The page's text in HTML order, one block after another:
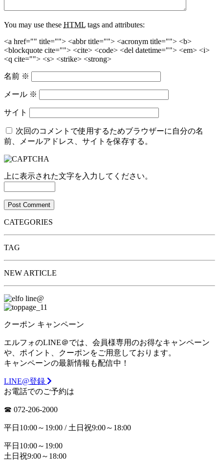
You may use these HTML tags and attributes:
<a href="" title=""> <abbr title=""> <acronym title=""> <b>
<blockquote cite=""> <cite> <code> <del datetime=""> <em> <i>
<q cite=""> <s> <strike> <strong>
名前 ※
メール ※
サイト
次回のコメントで使用するためブラウザーに自分の名
前、メールアドレス、サイトを保存する。
上に表示された文字を入力してください。
CATEGORIES
TAG
NEW ARTICLE
クーポン キャンペーン
エルフォのLINE＠では、会員様専用のお得なキャンペーン
や、ポイント、クーポンをご用意しております。
キャンペーンの最新情報も配信中！
LINE@登録
お電話でのご予約は
☎︎ 072-206-2000
平日10:00～19:00 / 土日祝9:00～18:00
平日10:00～19:00
土日祝9:00～18:00